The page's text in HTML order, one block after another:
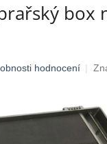
box
hodnocení